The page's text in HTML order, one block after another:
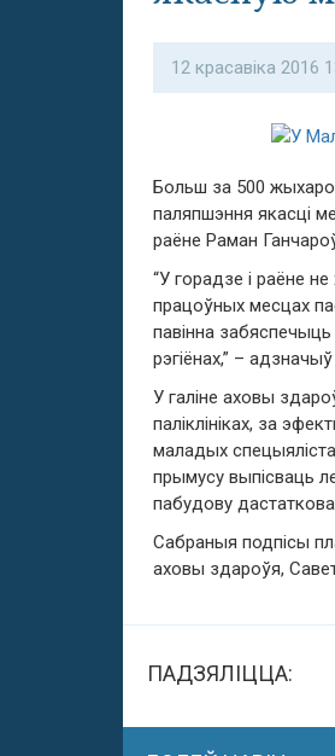
12 красавіка 2016
Больш за 500
паляпшэння якасці
раёне Раман
“У горадзе і раёне
працоўных месцах
павінна
рэгіёнах,” –
У галіне аховы
паліклініках, за
маладых
прымусу выпісваць
пабудову
Сабраныя подпісы
аховы здароўя, Савет
ПАДЗЯЛІЦЦА: